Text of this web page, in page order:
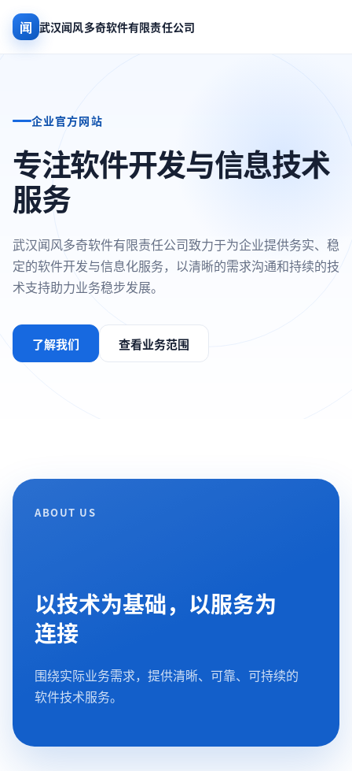
闻 武汉闻风多奇软件有限责任公司
企业官方网站
专注软件开发与信息技术
服务
武汉闻风多奇软件有限责任公司致力于为企业提供务实、稳
定的软件开发与信息化服务，以清晰的需求沟通和持续的技
术支持助力业务稳步发展。
了解我们 查看业务范围
ABOUT US
以技术为基础，以服务为
连接
围绕实际业务需求，提供清晰、可靠、可持续的
软件技术服务。